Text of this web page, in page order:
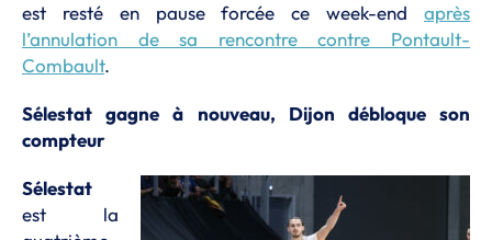
est resté en pause forcée ce week-end après
l’annulation de sa rencontre contre Pontault-
Combault.
Sélestat gagne à nouveau, Dijon débloque son
compteur
Sélestat
est la